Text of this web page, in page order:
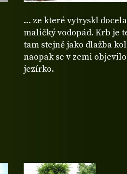
... ze které vytryskl docela
maličký vodopád. Krb je
tam stejně jako dlažba
naopak se v zemi
jezírko.